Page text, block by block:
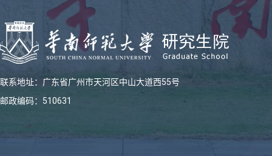
联系地址：广东省广州市天河区中山大道西55号
邮政编码：510631